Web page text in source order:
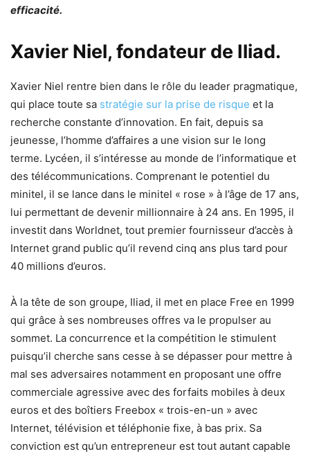
efficacité.
Xavier Niel, fondateur de Iliad.
Xavier Niel rentre bien dans le rôle du leader pragmatique,
qui place toute sa stratégie sur la prise de risque et la
recherche constante d’innovation. En fait, depuis sa
jeunesse, l’homme d’affaires a une vision sur le long
terme. Lycéen, il s’intéresse au monde de l’informatique et
des télécommunications. Comprenant le potentiel du
minitel, il se lance dans le minitel « rose » à l’âge de 17 ans,
lui permettant de devenir millionnaire à 24 ans. En 1995, il
investit dans Worldnet, tout premier fournisseur d’accès à
Internet grand public qu’il revend cinq ans plus tard pour
40 millions d’euros.
À la tête de son groupe, Iliad, il met en place Free en 1999
qui grâce à ses nombreuses offres va le propulser au
sommet. La concurrence et la compétition le stimulent
puisqu’il cherche sans cesse à se dépasser pour mettre à
mal ses adversaires notamment en proposant une offre
commerciale agressive avec des forfaits mobiles à deux
euros et des boîtiers Freebox « trois-en-un » avec
Internet, télévision et téléphonie fixe, à bas prix. Sa
conviction est qu’un entrepreneur est tout autant capable